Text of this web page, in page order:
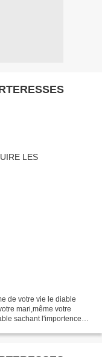
de votre vie le diable
mari,même votre
sachant l'importence